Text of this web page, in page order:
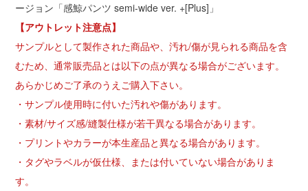
ージョン「感鯨パンツ semi-wide ver. +[Plus]」
【アウトレット注意点】
サンプルとして製作された商品や、汚れ/傷が見られる商品を含
むため、通常販売品とは以下の点が異なる場合がございます。
あらかじめご了承のうえご購入下さい。
・サンプル使用時に付いた汚れや傷があります。
・素材/サイズ感/縫製仕様が若干異なる場合があります。
・プリントやカラーが本生産品と異なる場合があります。
・タグやラベルが仮仕様、または付いていない場合がありま
す。